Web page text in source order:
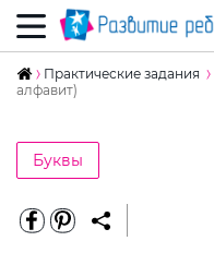
Практические задания
алфавит)
Буквы